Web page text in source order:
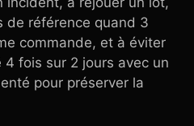
de référence quand 3
commande, et à éviter
4 fois sur 2 jours avec un
pour préserver la